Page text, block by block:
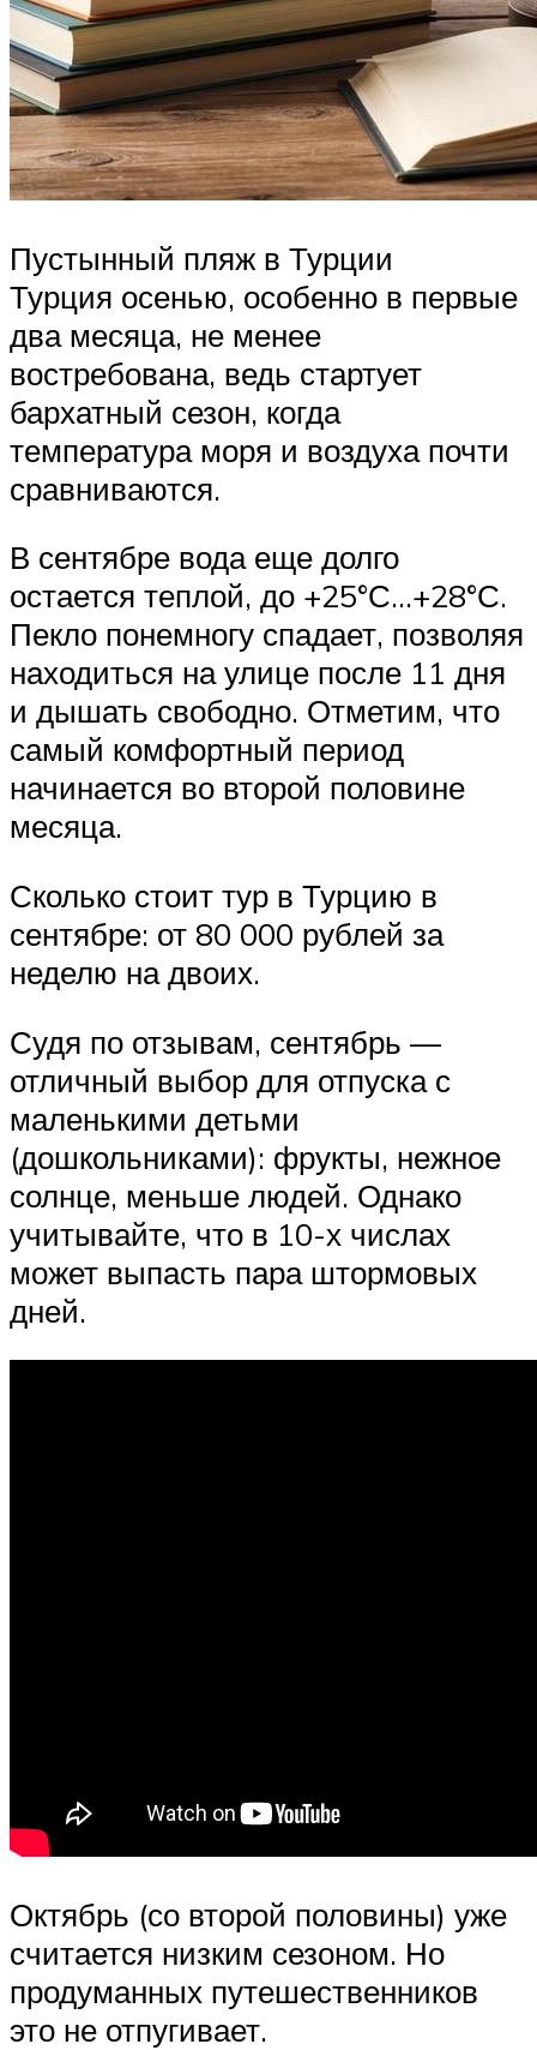
Пустынный пляж в Турции
Турция осенью, особенно в первые
два месяца, не менее
востребована, ведь стартует
бархатный сезон, когда
температура моря и воздуха почти
сравниваются.
В сентябре вода еще долго
остается теплой, до +25°С…+28°С.
Пекло понемногу спадает, позволяя
находиться на улице после 11 дня
и дышать свободно. Отметим, что
самый комфортный период
начинается во второй половине
месяца.
Сколько стоит тур в Турцию в
сентябре: от 80 000 рублей за
неделю на двоих.
Судя по отзывам, сентябрь —
отличный выбор для отпуска с
маленькими детьми
(дошкольниками): фрукты, нежное
солнце, меньше людей. Однако
учитывайте, что в 10-х числах
может выпасть пара штормовых
дней.
Октябрь (со второй половины) уже
считается низким сезоном. Но
продуманных путешественников
это не отпугивает.